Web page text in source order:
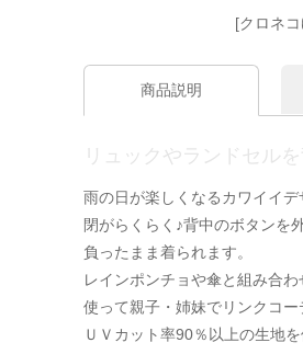
[クロネ
商品説明
リュックやランドセル
雨の日が楽しくなるカワイイ
閉がらくらく♪背中のボタンを
負ったまま着られます。
レインポンチョや傘と組み合
使って親子・姉妹でリンクコー
ＵＶカット率90％以上の生地を